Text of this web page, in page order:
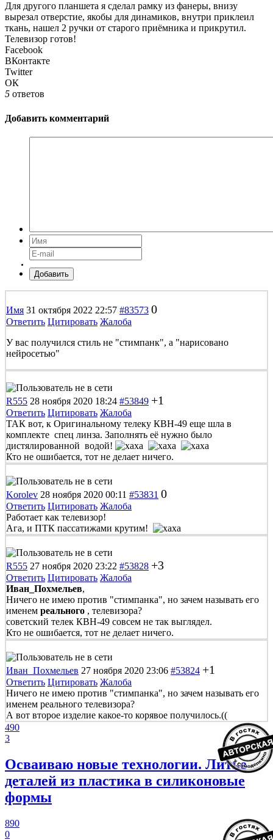
Для другого планшета я сделал рамку из фанеры, внизу
вырезал отверстие, якобы для динамиков, внутри приклеил
ткань, нашел 2 ручки от старого приёмника и прикрутил.
Телевизор готов!
Facebook
ВКонтакте
Twitter
ОК
5 ответов
Добавить комментарий
Добавить
Имя 31 октября 2022 22:57 #83573 0
Ответить Цитировать Жалоба
У вас получился стиль не "стимпанк", а "нарисовано
нейросетью"
R555 28 ноября 2020 18:24 #53849 +1
Ответить Цитировать Жалоба
ТАК вот, к Оригинальному телеку КВН-49 еще шла в
комплекте спец линза. Заполнять её нужно было
дистялированной водой!
Кто не ошибается, тот не делает ничего.
Korolev 28 ноября 2020 00:11 #53831 0
Ответить Цитировать Жалоба
Работает как телевизор!
Ага, и ПТК пассатижами крутим!
R555 27 ноября 2020 23:22 #53828 +3
Ответить Цитировать Жалоба
Иван_Похмельев,
Ничего не имею против "стимпанка", но зачем называть его
именем реального , телевизора?
советский телек КВН-49 совсем не так выглядел.
Кто не ошибается, тот не делает ничего.
Иван_Похмельев 27 ноября 2020 23:06 #53824 +1
Ответить Цитировать Жалоба
Ничего не имею против "стимпанка", но зачем называть его
именем реального телевизора?
А вот второе изделие какое-то корявое получилось.((
490
3
Осваиваю новые технологии. Литье
деталей из пластика в силиконовые
формы
890
0